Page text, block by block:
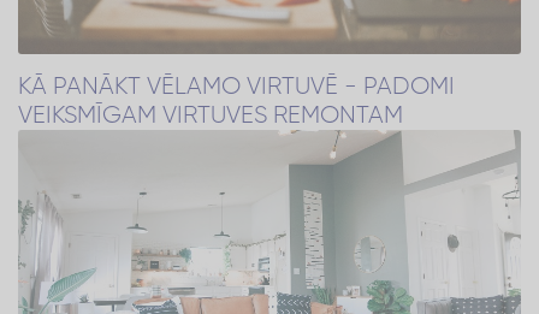
KĀ PANĀKT VĒLAMO VIRTUVĒ - PADOMI
VEIKSMĪGAM VIRTUVES REMONTAM